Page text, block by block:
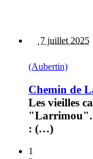
7 juillet 2025
(Aubertin)
Chemin de
Les vieilles
"Larrimou".
: (…)
1